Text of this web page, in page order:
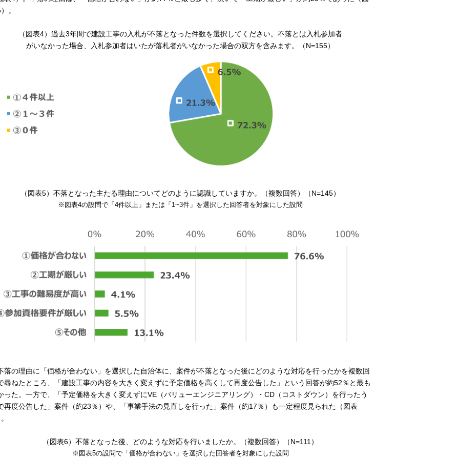
。
（図表4）過去3年間で建設工事の入札が不落となった件数を選択してください。不落とは入札参加者
がいなかった場合、入札参加者はいたが落札者がいなかった場合の双方を含みます。（N=155）
（図表5）不落となった主たる理由についてどのように認識していますか。（複数回答）（N=145）
※図表4の設問で「4件以上」または「1~3件」を選択した回答者を対象にした設問
の理由に「価格が合わない」を選択した自治体に、案件が不落となった後にどのような対応を行ったかを複数回
尋ねたところ、「建設工事の内容を大きく変えずに予定価格を高くして再度公告した」という回答が約52％と最も
った。一方で、「予定価格を大きく変えずにVE（バリューエンジニアリング）・CD（コストダウン）を行ったう
再度公告した」案件（約23％）や、「事業手法の見直しを行った」案件（約17％）も一定程度見られた（図表
（図表6）不落となった後、どのような対応を行いましたか。（複数回答）（N=111）
※図表5の設問で「価格が合わない」を選択した回答者を対象にした設問